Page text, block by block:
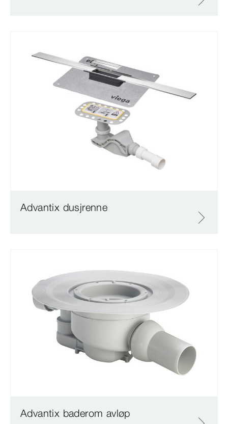
Advantix dusjrenne
Advantix baderom avløp